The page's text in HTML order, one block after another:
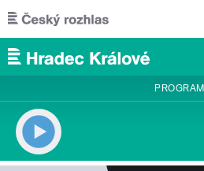
Přejít k hlavnímu obsahu
PROGRAM